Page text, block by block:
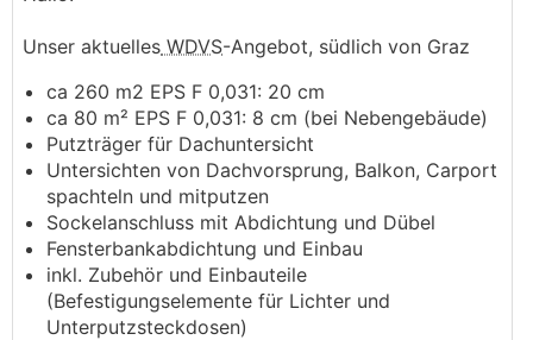
Unser aktuelles WDVS-Angebot, südlich von Graz
ca 260 m2 EPS F 0,031: 20 cm
ca 80 m² EPS F 0,031: 8 cm (bei Nebengebäude)
Putzträger für Dachuntersicht
Untersichten von Dachvorsprung, Balkon, Carport
spachteln und mitputzen
Sockelanschluss mit Abdichtung und Dübel
Fensterbankabdichtung und Einbau
inkl. Zubehör und Einbauteile
(Befestigungselemente für Lichter und
Unterputzsteckdosen)